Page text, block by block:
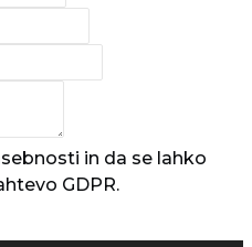
in da se lahko
GDPR.